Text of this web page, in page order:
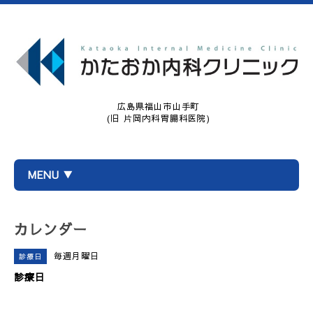
広島県福山市山手町
(旧 片岡内科胃腸科医院)
MENU ▼
カレンダー
診療日 毎週月曜日
診療日